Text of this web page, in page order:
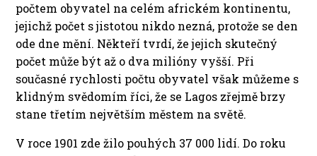
počtem obyvatel na celém africkém kontinentu,
jejichž počet s jistotou nikdo nezná, protože se den
ode dne mění. Někteří tvrdí, že jejich skutečný
počet může být až o dva milióny vyšší. Při
současné rychlosti počtu obyvatel však můžeme s
klidným svědomím říci, že se Lagos zřejmě brzy
stane třetím největším městem na světě.
V roce 1901 zde žilo pouhých 37 000 lidí. Do roku